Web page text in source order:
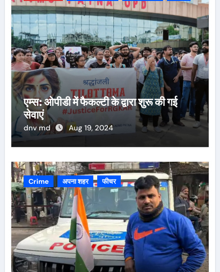
एम्स: ओपीडी में फैकल्टी के द्वारा शुरू की गई
सेवाएं
dnv md Aug 19, 2024
Crime अपना शहर फीचर